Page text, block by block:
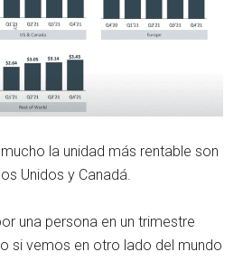
la unidad más rentable son
Unidos y Canadá.
una persona en un trimestre
si vemos en otro lado del mundo